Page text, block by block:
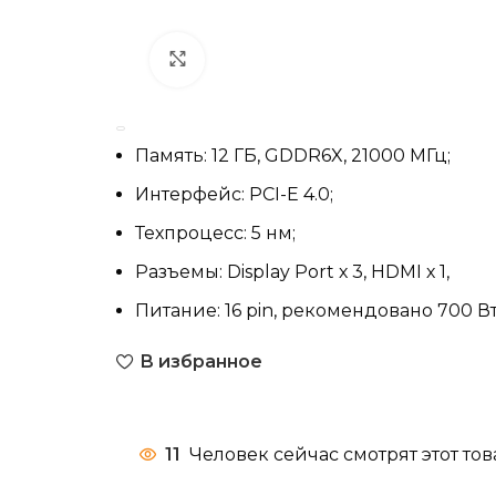
Память: 12 ГБ, GDDR6X, 21000 МГц;
Интерфейс: PCI-E 4.0;
Техпроцесс: 5 нм;
Разъемы: Display Port х 3, HDMI х 1,
Питание: 16 pin, рекомендовано 700
В избранное
11 Человек сейчас смотрят этот